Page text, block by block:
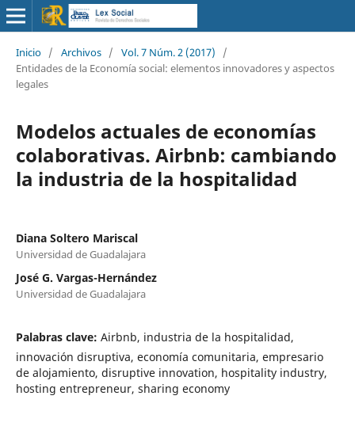
Inicio / Archivos / Vol. 7 Núm. 2 (2017)
/
Entidades de la Economía social: elementos innovadores y aspectos
legales
Modelos actuales de economías
colaborativas. Airbnb: cambiando
la industria de la hospitalidad
Diana Soltero Mariscal
Universidad de Guadalajara
José G. Vargas-Hernández
Universidad de Guadalajara
Palabras clave: Airbnb, industria de la hospitalidad,
innovación disruptiva, economía comunitaria, empresario
de alojamiento, disruptive innovation, hospitality industry,
hosting entrepreneur, sharing economy